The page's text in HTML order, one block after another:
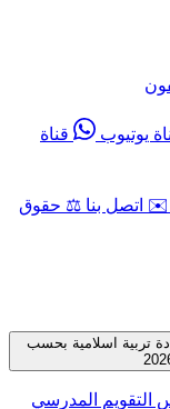
يوتيوب
قناة
✉️ اتصل بنا ⚖️ حقوق
تربية اسلامية بحسب
التقويم المدرسي